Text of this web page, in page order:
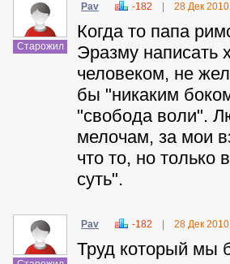
Старожил
Pav -182 28 Дек 2010
Когда то папа
Эразму написать
человеком, не
бы "никаким
"свобода воли".
мелочам, за мои
что то, но
суть".
Pav -182 28 Дек 2010
Труд который мы